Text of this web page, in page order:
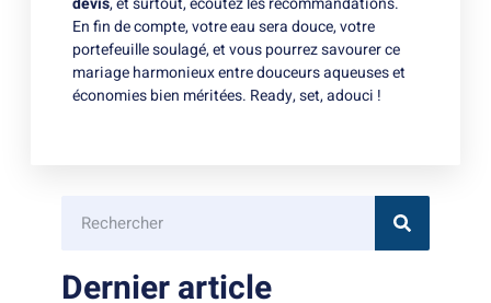
En fin de compte, votre eau sera douce, votre
portefeuille soulagé, et vous pourrez savourer ce
mariage harmonieux entre douceurs aqueuses et
économies bien méritées. Ready, set, adouci !
Dernier article